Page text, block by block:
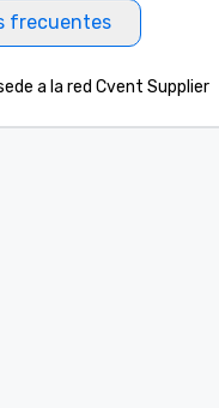
frecuentes
a la red Cvent Supplier